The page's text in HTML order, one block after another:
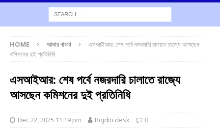
HOME আমার বাংলা
এসআইআর: শেষ পর্বে নজরদারি চালাতে রাজ্যে আসছেন
কমিশনের দুই প্রতিনিধি
এসআইআর: শেষ পর্বে নজরদারি চালাতে রাজ্যে
আসছেন কমিশনের দুই প্রতিনিধি
Dec 22, 2025 11:19 pm Rojdin desk 0